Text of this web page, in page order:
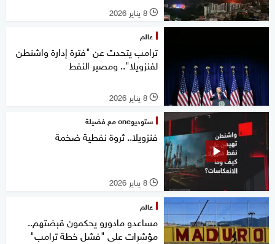
l 8 يناير 2026
عالم
ترامب يتحدث عن "فترة إدارة واشنطن
لفنزويلا".. ومصير النفط
l 8 يناير 2026
ستوديوone مع فضيلة
فنزويلا.. ثروة نفطية ضخمة
l 8 يناير 2026
عالم
مساعدو مادورو يحكمون قبضتهم..
مؤشرات على "فشل خطة ترامب"